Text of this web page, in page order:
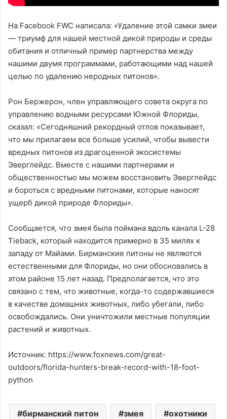
На Facebook FWC написала: «Удаление этой самки змеи
— триумф для нашей местной дикой природы и среды
обитания и отличный пример партнерства между
нашими двумя программами, работающими над нашей
целью по удалению неродных питонов».
Рон Бержерон, член управляющего совета округа по
управлению водными ресурсами Южной Флориды,
сказал: «Сегодняшний рекордный отлов показывает,
что мы прилагаем все больше усилий, чтобы вывести
вредных питонов из драгоценной экосистемы
Эверглейдс. Вместе с нашими партнерами и
общественностью мы можем восстановить Эверглейдс
и бороться с вредными питонами, которые наносят
ущерб дикой природе Флориды».
Сообщается, что змея была поймана вдоль канала L-28
Tieback, который находится примерно в 35 милях к
западу от Майами. Бирманские питоны не являются
естественными для Флориды, но они обосновались в
этом районе 15 лет назад. Предполагается, что это
связано с тем, что животные, когда-то содержавшиеся
в качестве домашних животных, либо убегали, либо
освобождались. Они уничтожили местные популяции
растений и животных.
Источник: https://www.foxnews.com/great-
outdoors/florida-hunters-break-record-with-18-foot-
python
бирманский питон змея охотники